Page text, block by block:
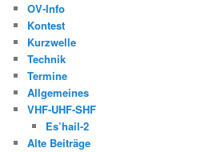
OV-Info
Kontest
Kurzwelle
Technik
Termine
Allgemeines
VHF-UHF-SHF
Es’hail-2
Alte Beiträge